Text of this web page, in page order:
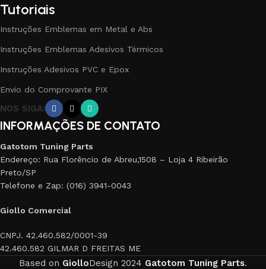
Tutoriais
Instruções Emblemas em Metal e Abs
Instruções Emblemas Adesivos Térmicos
Instruções Adesivos PVC e Epox
Envio do Comprovante PIX
NOS SIGA:
INFORMAÇÕES DE CONTATO
Gatotom Tuning Parts
Endereço: Rua Florêncio de Abreu,1508 – Loja 4 Ribeirão
Preto/SP
Telefone e Zap: (016) 3941-0043
Giollo Comercial
CNPJ. 42.460.582/0001-39
42.460.582 GILMAR D FREITAS ME
Based on GiolloDesign 2024 Gatotom Tuning Parts.